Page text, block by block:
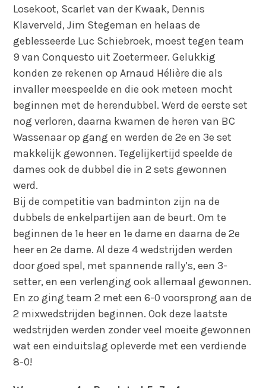
Losekoot, Scarlet van der Kwaak, Dennis
Klaverveld, Jim Stegeman en helaas de
geblesseerde Luc Schiebroek, moest tegen team
9 van Conquesto uit Zoetermeer. Gelukkig
konden ze rekenen op Arnaud Hélière die als
invaller meespeelde en die ook meteen mocht
beginnen met de herendubbel. Werd de eerste set
nog verloren, daarna kwamen de heren van BC
Wassenaar op gang en werden de 2e en 3e set
makkelijk gewonnen. Tegelijkertijd speelde de
dames ook de dubbel die in 2 sets gewonnen
werd.
Bij de competitie van badminton zijn na de
dubbels de enkelpartijen aan de beurt. Om te
beginnen de 1e heer en 1e dame en daarna de 2e
heer en 2e dame. Al deze 4 wedstrijden werden
door goed spel, met spannende rally’s, een 3-
setter, en een verlenging ook allemaal gewonnen.
En zo ging team 2 met een 6-0 voorsprong aan de
2 mixwedstrijden beginnen. Ook deze laatste
wedstrijden werden zonder veel moeite gewonnen
wat een einduitslag opleverde met een verdiende
8-0!